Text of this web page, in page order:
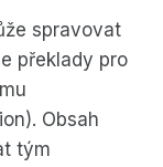
spravovat
překlady pro
Obsah
tým